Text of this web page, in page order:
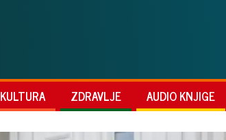
KULTURA ZDRAVLJE AUDIO KNJIGE